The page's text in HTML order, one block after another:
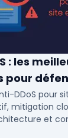
: les
pour
en 2025
DDoS pour
mitigation
et
par des DSI